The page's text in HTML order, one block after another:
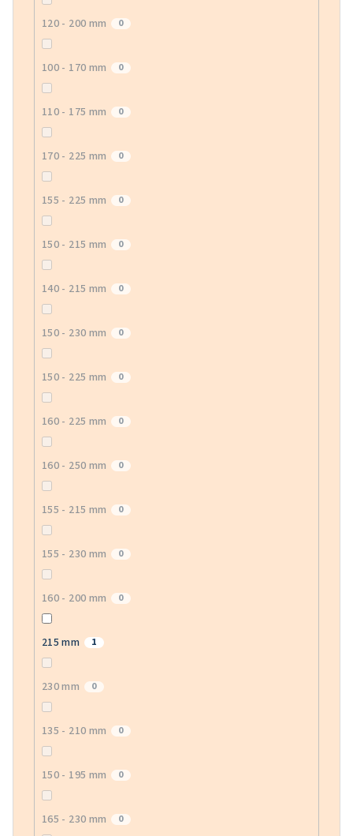
120 - 200 mm 0
100 - 170 mm 0
110 - 175 mm 0
170 - 225 mm 0
155 - 225 mm 0
150 - 215 mm 0
140 - 215 mm 0
150 - 230 mm 0
150 - 225 mm 0
160 - 225 mm 0
160 - 250 mm 0
155 - 215 mm 0
155 - 230 mm 0
160 - 200 mm 0
215 mm 1
230 mm 0
135 - 210 mm 0
150 - 195 mm 0
165 - 230 mm 0